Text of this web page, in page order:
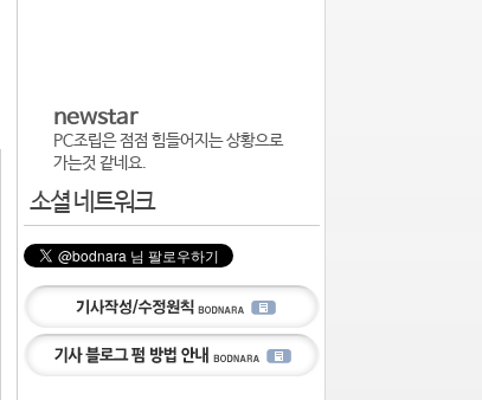
newstar
PC조립은 점점 힘들어지는 상황으로
가는것 같네요.
소셜 네트워크